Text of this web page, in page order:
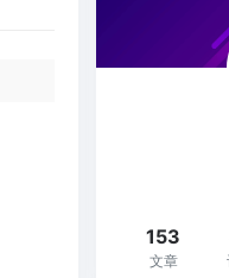
153
文章